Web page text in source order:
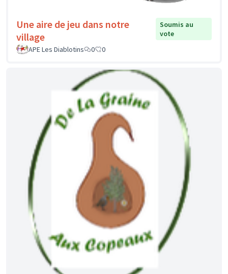
Une aire de jeu dans notre
village
Soumis au
vote
APE Les Diablotins
0 0